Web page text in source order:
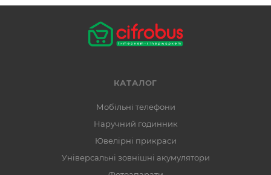
КАТАЛОГ
Мобільні телефони
Наручний годинник
Ювелірні прикраси
Універсальні зовнішні акумулятори